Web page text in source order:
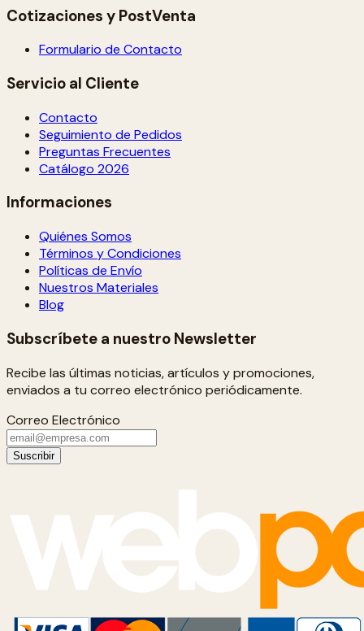
Cotizaciones y PostVenta
Formulario de Contacto
Servicio al Cliente
Contacto
Seguimiento de Pedidos
Preguntas Frecuentes
Catálogo 2026
Informaciones
Quiénes Somos
Términos y Condiciones
Políticas de Envío
Nuestros Materiales
Blog
Subscríbete a nuestro Newsletter
Recibe las últimas noticias, artículos y promociones,
enviados a tu correo electrónico periódicamente.
Correo Electrónico
Suscribir